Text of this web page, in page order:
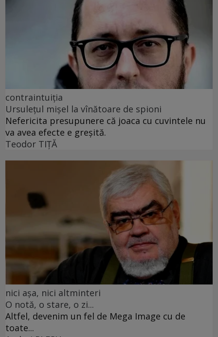
contraintuiția
Ursulețul mișel la vînătoare de spioni
Nefericita presupunere că joaca cu cuvintele nu
va avea efecte e greșită.
Teodor TIŢĂ
nici așa, nici altminteri
O notă, o stare, o zi...
Altfel, devenim un fel de Mega Image cu de
toate...